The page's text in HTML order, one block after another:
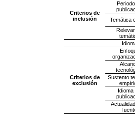
Criterios de
inclusión
Temática
Criterios de
exclusión
Sustento
Idioma